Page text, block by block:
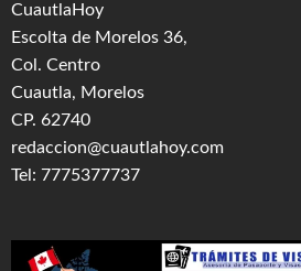
CuautlaHoy
Escolta de Morelos 36,
Col. Centro
Cuautla, Morelos
CP. 62740
redaccion@cuautlahoy.com
Tel: 7775377737